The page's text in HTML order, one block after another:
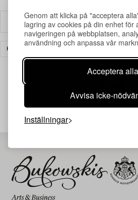
Genom att klicka på "acceptera
lagring av cookies på din enhet för
navigeringen på webbplatsen,
användning och anpassa vår
Acceptera alla
Avvisa icke-
Inställningar
Filter
KONST
Din sökning gav ingen